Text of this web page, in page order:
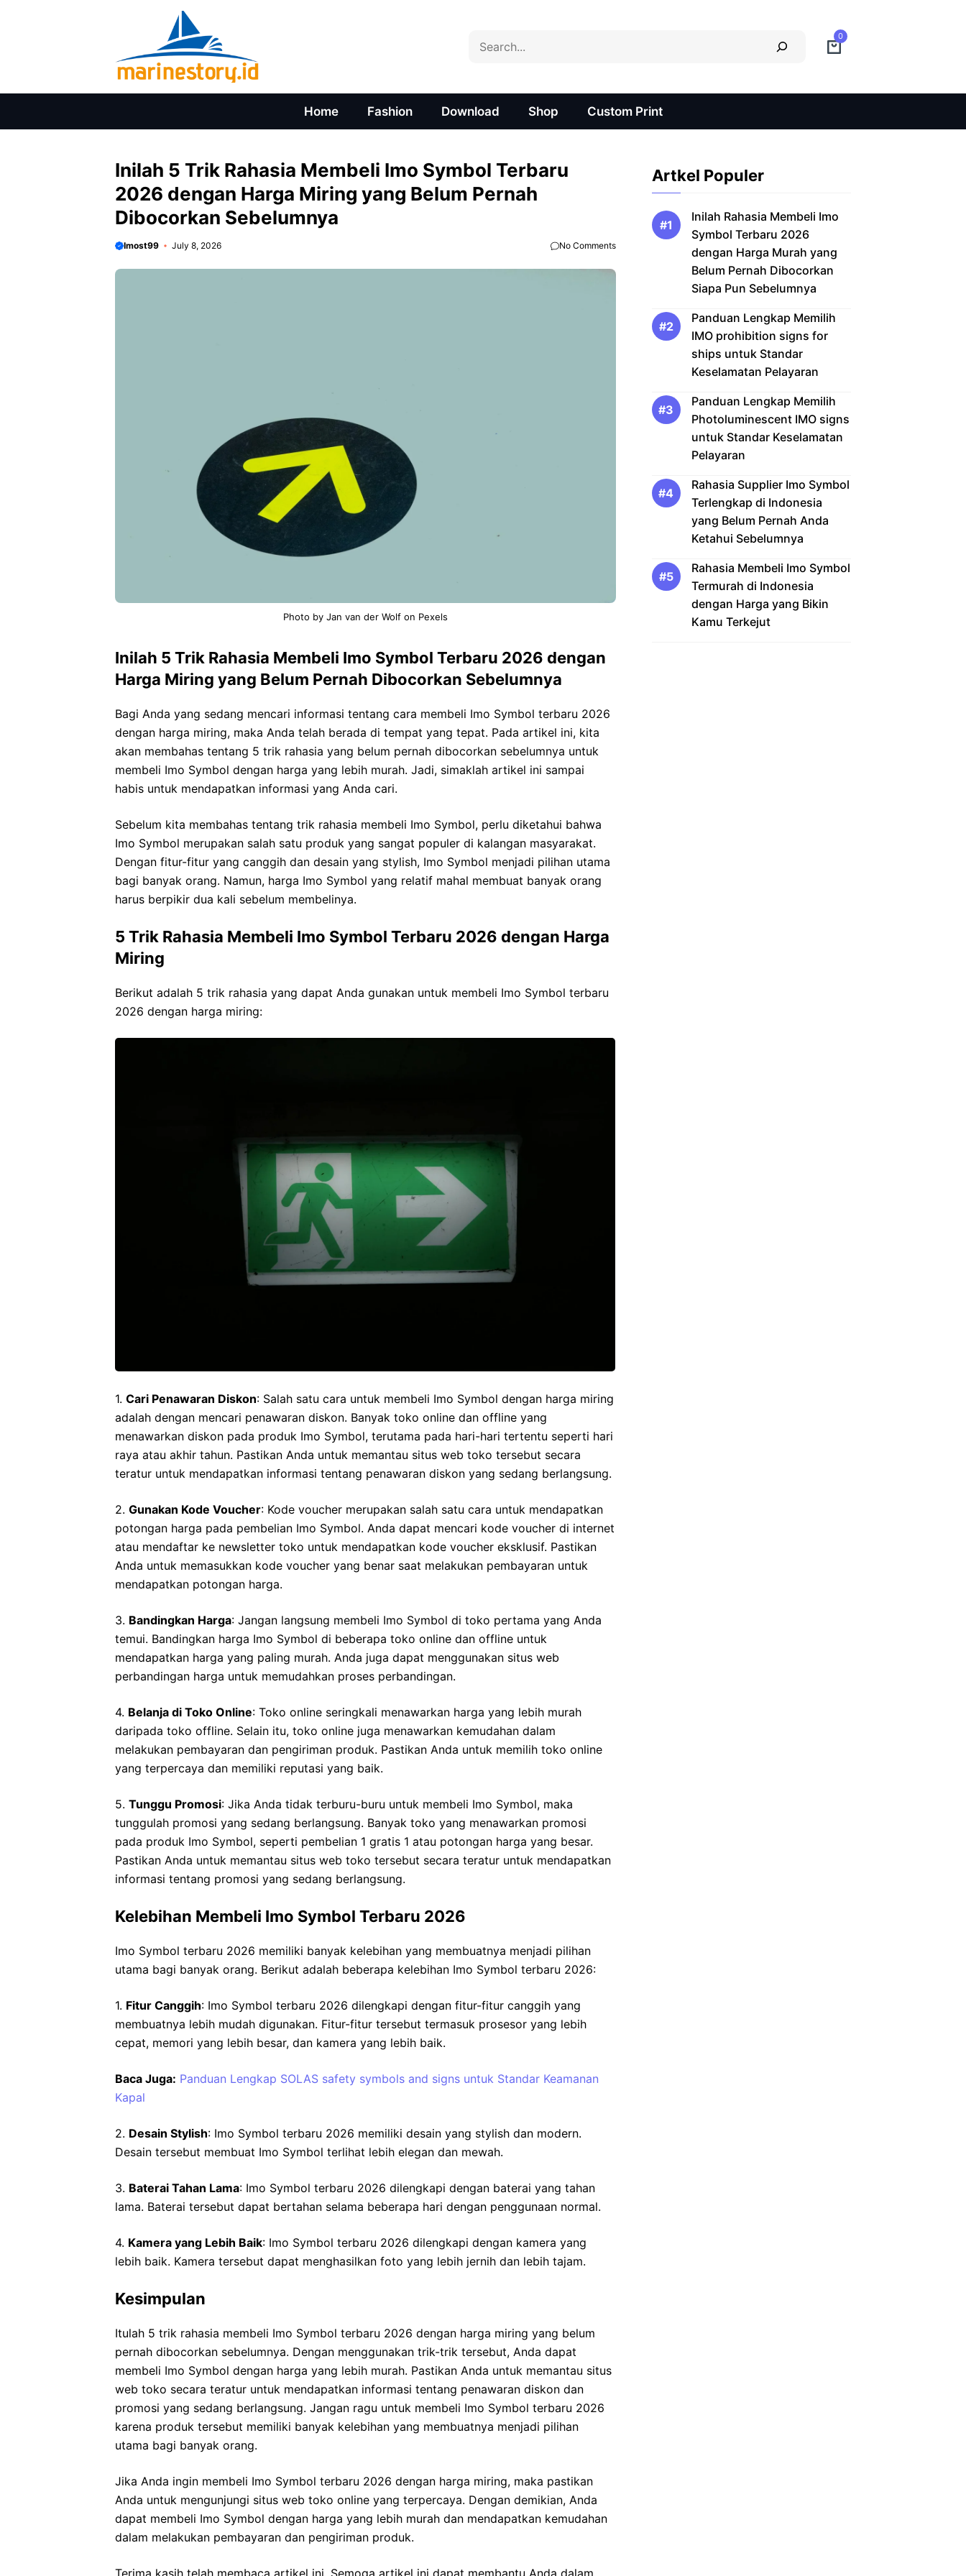
0
Home Fashion Download Shop Custom Print
Inilah 5 Trik Rahasia Membeli Imo Symbol Terbaru
2026 dengan Harga Miring yang Belum Pernah
Dibocorkan Sebelumnya
Imost99 July 8, 2026 No Comments
Photo by Jan van der Wolf on Pexels
Inilah 5 Trik Rahasia Membeli Imo Symbol Terbaru 2026 dengan
Harga Miring yang Belum Pernah Dibocorkan Sebelumnya
Bagi Anda yang sedang mencari informasi tentang cara membeli Imo Symbol terbaru 2026
dengan harga miring, maka Anda telah berada di tempat yang tepat. Pada artikel ini, kita
akan membahas tentang 5 trik rahasia yang belum pernah dibocorkan sebelumnya untuk
membeli Imo Symbol dengan harga yang lebih murah. Jadi, simaklah artikel ini sampai
habis untuk mendapatkan informasi yang Anda cari.
Sebelum kita membahas tentang trik rahasia membeli Imo Symbol, perlu diketahui bahwa
Imo Symbol merupakan salah satu produk yang sangat populer di kalangan masyarakat.
Dengan fitur-fitur yang canggih dan desain yang stylish, Imo Symbol menjadi pilihan utama
bagi banyak orang. Namun, harga Imo Symbol yang relatif mahal membuat banyak orang
harus berpikir dua kali sebelum membelinya.
5 Trik Rahasia Membeli Imo Symbol Terbaru 2026 dengan Harga
Miring
Berikut adalah 5 trik rahasia yang dapat Anda gunakan untuk membeli Imo Symbol terbaru
2026 dengan harga miring:
1. Cari Penawaran Diskon: Salah satu cara untuk membeli Imo Symbol dengan harga miring
adalah dengan mencari penawaran diskon. Banyak toko online dan offline yang
menawarkan diskon pada produk Imo Symbol, terutama pada hari-hari tertentu seperti hari
raya atau akhir tahun. Pastikan Anda untuk memantau situs web toko tersebut secara
teratur untuk mendapatkan informasi tentang penawaran diskon yang sedang berlangsung.
2. Gunakan Kode Voucher: Kode voucher merupakan salah satu cara untuk mendapatkan
potongan harga pada pembelian Imo Symbol. Anda dapat mencari kode voucher di internet
atau mendaftar ke newsletter toko untuk mendapatkan kode voucher eksklusif. Pastikan
Anda untuk memasukkan kode voucher yang benar saat melakukan pembayaran untuk
mendapatkan potongan harga.
3. Bandingkan Harga: Jangan langsung membeli Imo Symbol di toko pertama yang Anda
temui. Bandingkan harga Imo Symbol di beberapa toko online dan offline untuk
mendapatkan harga yang paling murah. Anda juga dapat menggunakan situs web
perbandingan harga untuk memudahkan proses perbandingan.
4. Belanja di Toko Online: Toko online seringkali menawarkan harga yang lebih murah
daripada toko offline. Selain itu, toko online juga menawarkan kemudahan dalam
melakukan pembayaran dan pengiriman produk. Pastikan Anda untuk memilih toko online
yang terpercaya dan memiliki reputasi yang baik.
5. Tunggu Promosi: Jika Anda tidak terburu-buru untuk membeli Imo Symbol, maka
tunggulah promosi yang sedang berlangsung. Banyak toko yang menawarkan promosi
pada produk Imo Symbol, seperti pembelian 1 gratis 1 atau potongan harga yang besar.
Pastikan Anda untuk memantau situs web toko tersebut secara teratur untuk mendapatkan
informasi tentang promosi yang sedang berlangsung.
Kelebihan Membeli Imo Symbol Terbaru 2026
Imo Symbol terbaru 2026 memiliki banyak kelebihan yang membuatnya menjadi pilihan
utama bagi banyak orang. Berikut adalah beberapa kelebihan Imo Symbol terbaru 2026:
1. Fitur Canggih: Imo Symbol terbaru 2026 dilengkapi dengan fitur-fitur canggih yang
membuatnya lebih mudah digunakan. Fitur-fitur tersebut termasuk prosesor yang lebih
cepat, memori yang lebih besar, dan kamera yang lebih baik.
Baca Juga: Panduan Lengkap SOLAS safety symbols and signs untuk Standar Keamanan
Kapal
2. Desain Stylish: Imo Symbol terbaru 2026 memiliki desain yang stylish dan modern.
Desain tersebut membuat Imo Symbol terlihat lebih elegan dan mewah.
3. Baterai Tahan Lama: Imo Symbol terbaru 2026 dilengkapi dengan baterai yang tahan
lama. Baterai tersebut dapat bertahan selama beberapa hari dengan penggunaan normal.
4. Kamera yang Lebih Baik: Imo Symbol terbaru 2026 dilengkapi dengan kamera yang
lebih baik. Kamera tersebut dapat menghasilkan foto yang lebih jernih dan lebih tajam.
Kesimpulan
Itulah 5 trik rahasia membeli Imo Symbol terbaru 2026 dengan harga miring yang belum
pernah dibocorkan sebelumnya. Dengan menggunakan trik-trik tersebut, Anda dapat
membeli Imo Symbol dengan harga yang lebih murah. Pastikan Anda untuk memantau situs
web toko secara teratur untuk mendapatkan informasi tentang penawaran diskon dan
promosi yang sedang berlangsung. Jangan ragu untuk membeli Imo Symbol terbaru 2026
karena produk tersebut memiliki banyak kelebihan yang membuatnya menjadi pilihan
utama bagi banyak orang.
Jika Anda ingin membeli Imo Symbol terbaru 2026 dengan harga miring, maka pastikan
Anda untuk mengunjungi situs web toko online yang terpercaya. Dengan demikian, Anda
dapat membeli Imo Symbol dengan harga yang lebih murah dan mendapatkan kemudahan
dalam melakukan pembayaran dan pengiriman produk.
Terima kasih telah membaca artikel ini. Semoga artikel ini dapat membantu Anda dalam
Artkel Populer
Inilah Rahasia Membeli Imo
Symbol Terbaru 2026
dengan Harga Murah yang
Belum Pernah Dibocorkan
Siapa Pun Sebelumnya
Panduan Lengkap Memilih
IMO prohibition signs for
ships untuk Standar
Keselamatan Pelayaran
Panduan Lengkap Memilih
Photoluminescent IMO signs
untuk Standar Keselamatan
Pelayaran
Rahasia Supplier Imo Symbol
Terlengkap di Indonesia
yang Belum Pernah Anda
Ketahui Sebelumnya
Rahasia Membeli Imo Symbol
Termurah di Indonesia
dengan Harga yang Bikin
Kamu Terkejut